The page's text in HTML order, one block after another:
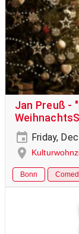
Jan Preuß -
Friday,
Bonn